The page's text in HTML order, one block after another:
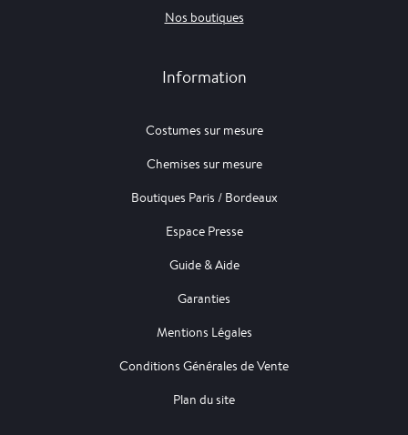
Nos boutiques
Information
Costumes sur mesure
Chemises sur mesure
Boutiques Paris / Bordeaux
Espace Presse
Guide & Aide
Garanties
Mentions Légales
Conditions Générales de Vente
Plan du site